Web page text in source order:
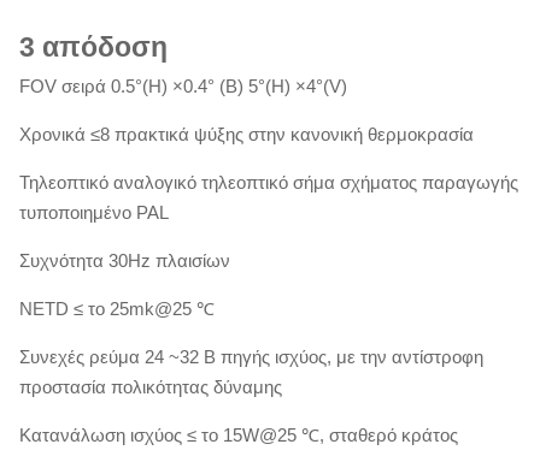
3 απόδοση
FOV σειρά 0.5°(H) ×0.4° (Β) 5°(H) ×4°(V)
Χρονικά ≤8 πρακτικά ψύξης στην κανονική θερμοκρασία
Τηλεοπτικό αναλογικό τηλεοπτικό σήμα σχήματος παραγωγής
τυποποιημένο PAL
Συχνότητα 30Hz πλαισίων
NETD ≤ το 25mk@25 ℃
Συνεχές ρεύμα 24 ~32 Β πηγής ισχύος, με την αντίστροφη
προστασία πολικότητας δύναμης
Κατανάλωση ισχύος ≤ το 15W@25 ℃, σταθερό κράτος